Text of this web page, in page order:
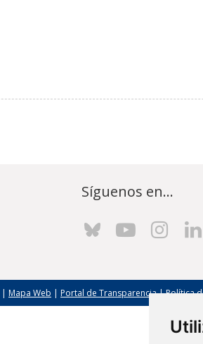
Síguenos en...
| Mapa Web | Portal de Transparencia|Política